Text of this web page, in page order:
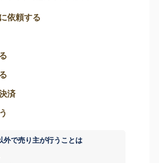
依頼する
済
外で売り主が行うことは